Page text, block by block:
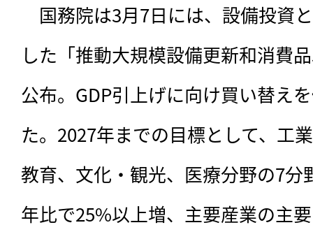
国務院は3月7日には、設備投資
した「推動大規模設備更新和消費
公布。GDP引上げに向け買い替え
た。2027年までの目標として、工
教育、文化・観光、医療分野の7分
年比で25%以上増、主要産業の主